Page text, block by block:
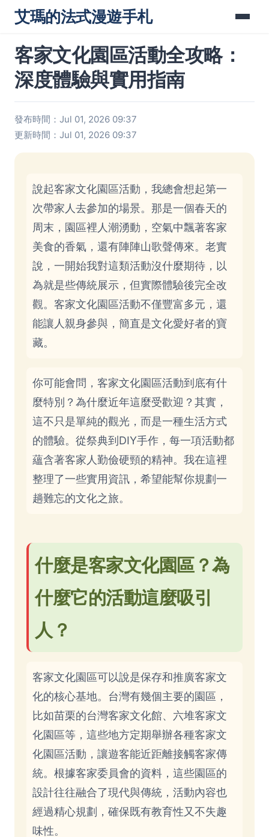
艾瑪的法式漫遊手札
客家文化園區活動全攻略：
深度體驗與實用指南
發布時間：Jul 01, 2026 09:37
更新時間：Jul 01, 2026 09:37
說起客家文化園區活動，我總會想起第一
次帶家人去參加的場景。那是一個春天的
周末，園區裡人潮湧動，空氣中飄著客家
美食的香氣，還有陣陣山歌聲傳來。老實
說，一開始我對這類活動沒什麼期待，以
為就是些傳統展示，但實際體驗後完全改
觀。客家文化園區活動不僅豐富多元，還
能讓人親身參與，簡直是文化愛好者的寶
藏。
你可能會問，客家文化園區活動到底有什
麼特別？為什麼近年這麼受歡迎？其實，
這不只是單純的觀光，而是一種生活方式
的體驗。從祭典到DIY手作，每一項活動都
蘊含著客家人勤儉硬頸的精神。我在這裡
整理了一些實用資訊，希望能幫你規劃一
趟難忘的文化之旅。
什麼是客家文化園區？為
什麼它的活動這麼吸引
人？
客家文化園區可以說是保存和推廣客家文
化的核心基地。台灣有幾個主要的園區，
比如苗栗的台灣客家文化館、六堆客家文
化園區等，這些地方定期舉辦各種客家文
化園區活動，讓遊客能近距離接觸客家傳
統。根據客家委員會的資料，這些園區的
設計往往融合了現代與傳統，活動內容也
經過精心規劃，確保既有教育性又不失趣
味性。